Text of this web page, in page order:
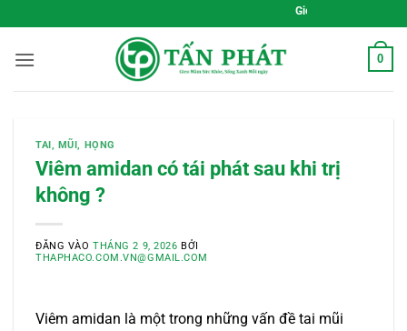
qua
nội
Gieo Mầm Sức Khỏe, Sống Xanh Mỗi
0
TAI, MŨI, HỌNG
Viêm amidan có tái phát sau khi trị
không ?
ĐĂNG VÀOTHÁNG 2 9, 2026 BỞI
THAPHACO.COM.VN@GMAIL.COM
Viêm amidan là một trong những vấn đề tai mũi